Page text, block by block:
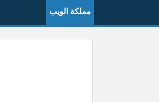
مملكة الويب